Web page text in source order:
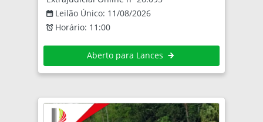
Leilão Único: 11/08/2026
Horário: 11:00
Aberto para Lances